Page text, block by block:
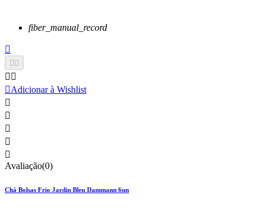
fiber_manual_record

 
 
Adicionar à Wishlist





Avaliação(0)
Chá Bolsas Frio Jardin Bleu Dammann 6un